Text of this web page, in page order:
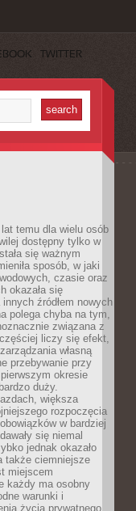
TWITTER
temu dla wielu osób
dostępny tylko w
się ważnym
sposób, w jaki
czasie oraz
okazała się
źródłem nowych
polega chyba na tym,
związana z
liczy się efekt,
własną
przebywanie przy
okresie
duży.
większa
rozpoczęcia
w bardziej
się niemal
jednak okazało
także ciemniejsze
miejscem
każdy ma osobny
warunki i
życia prywatnego